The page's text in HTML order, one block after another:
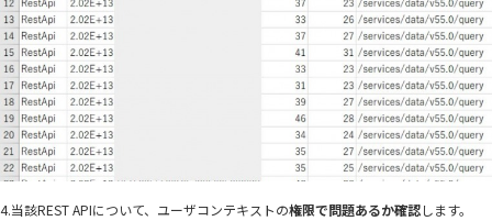
4.当該REST APIについて、ユーザコンテキストの権限で問題あるか確認します。